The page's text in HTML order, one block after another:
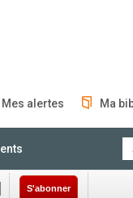
Mes alertes Ma
S'abonner